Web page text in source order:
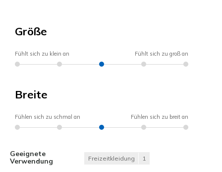
Größe
Fühlt sich zu klein an Fühlt sich zu groß an
Breite
Fühlen sich zu schmal an Fühlen sich zu breit an
Geeignete
Verwendung
Freizeitkleidung 1